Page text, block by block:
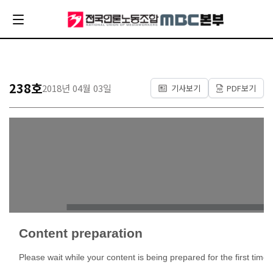
238호2018년 04월 03일 기사보기 PDF보기
Content preparation
Please wait while your content is being prepared for the first time